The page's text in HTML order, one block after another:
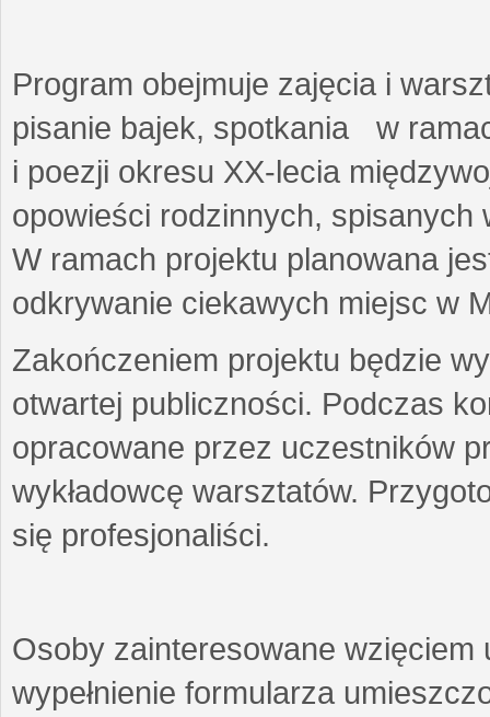
Program obejmuje zajęcia i
pisanie bajek, spotkania w
i poezji okresu XX-lecia
opowieści rodzinnych,
W ramach projektu planowana
odkrywanie ciekawych miejsc w
Zakończeniem projektu będzie
otwartej publiczności. Podczas
opracowane przez uczestników
wykładowcę warsztatów.
się profesjonaliści.
Osoby zainteresowane wzięciem
wypełnienie formularza